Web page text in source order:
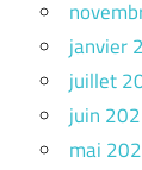
janvier
juillet
juin
mai